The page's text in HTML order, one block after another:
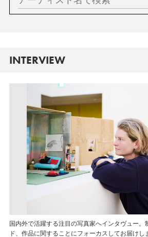
INTERVIEW
国内外で活躍する注目の写真家へインタヴュー。
ド、作品に関することにフォーカスしてお届けし